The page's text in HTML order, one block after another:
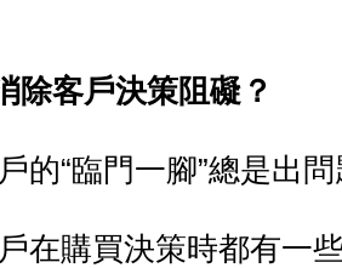
除客戶決策阻礙？
的“臨門一腳”總是出
在購買決策時都有一